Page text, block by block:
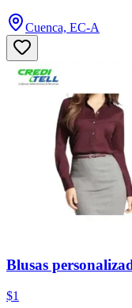
Cuenca, EC-A
Blusas
$1